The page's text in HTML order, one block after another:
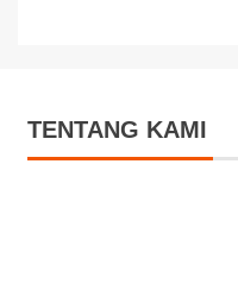
TENTANG KAMI